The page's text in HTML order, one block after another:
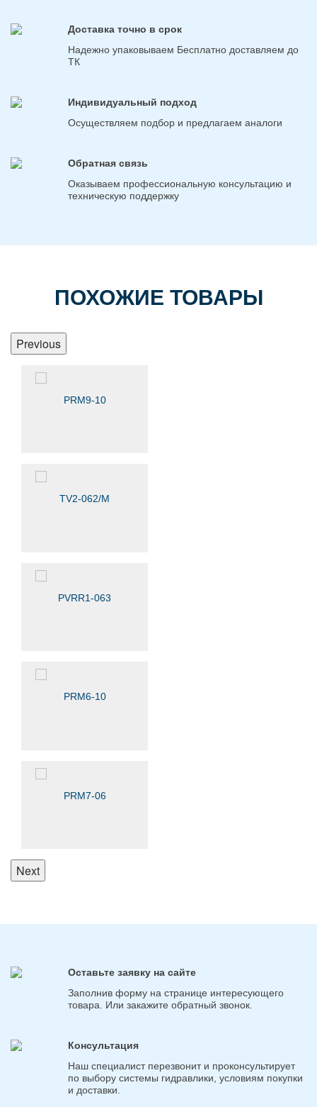
Доставка точно в срок
Надежно упаковываем Бесплатно доставляем до
ТК
Индивидуальный подход
Осуществляем подбор и предлагаем аналоги
Обратная связь
Оказываем профессиональную консультацию и
техническую поддержку
ПОХОЖИЕ ТОВАРЫ
Previous
PRM9-10
TV2-062/M
PVRR1-063
PRM6-10
PRM7-06
Next
Оставьте заявку на сайте
Заполнив форму на странице интересующего
товара. Или закажите обратный звонок.
Консультация
Наш специалист перезвонит и проконсультирует
по выбору системы гидравлики, условиям покупки
и доставки.